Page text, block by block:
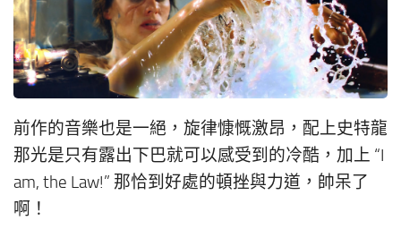
前作的音樂也是一絕，旋律慷慨激昂，配上史特龍
那光是只有露出下巴就可以感受到的冷酷，加上 “I
am, the Law!” 那恰到好處的頓挫與力道，帥呆了
啊！